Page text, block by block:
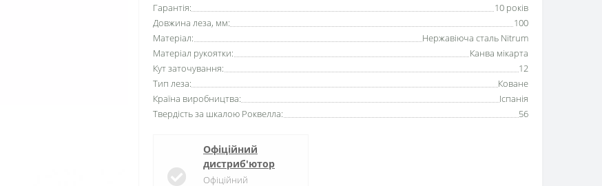
Гарантія:
10 років
Довжина леза, мм:
100
Матеріал:
Нержавіюча сталь Nitrum
Матеріал рукоятки:
Канва мікарта
Кут заточування:
12
Тип леза:
Коване
Країна виробництва:
Іспанія
Твердість за шкалою Роквелла:
56
Офіційний
дистриб'ютор
Офіційний